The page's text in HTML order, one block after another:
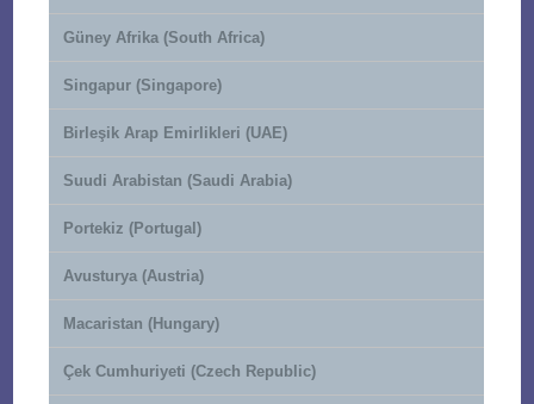
Güney Afrika (South Africa)
Singapur (Singapore)
Birleşik Arap Emirlikleri (UAE)
Suudi Arabistan (Saudi Arabia)
Portekiz (Portugal)
Avusturya (Austria)
Macaristan (Hungary)
Çek Cumhuriyeti (Czech Republic)